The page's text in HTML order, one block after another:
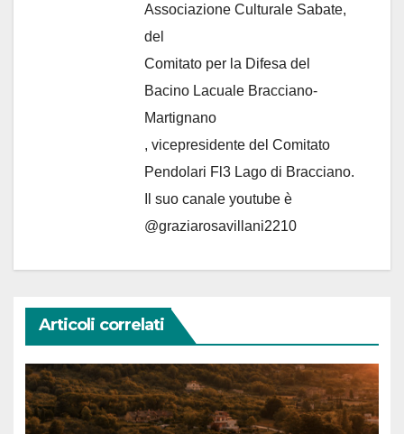
Associazione Culturale Sabate,
del
Comitato per la Difesa del
Bacino Lacuale Bracciano-
Martignano
, vicepresidente del Comitato
Pendolari Fl3 Lago di Bracciano.
Il suo canale youtube è
@graziarosavillani2210
Articoli correlati